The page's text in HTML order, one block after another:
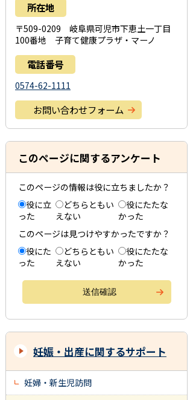
所在地
〒509-0209 岐阜県可児市下恵土一丁目
100番地 子育て健康プラザ・マーノ
電話番号
0574-62-1111
お問い合わせフォーム
このページに関するアンケート
このページの情報は役に立ちましたか？
役に立
った
どちらともい
えない
役にたたな
かった
このページは見つけやすかったですか？
役にた
った
どちらともい
えない
役にたたな
かった
妊娠・出産に関するサポート
妊婦・新生児訪問